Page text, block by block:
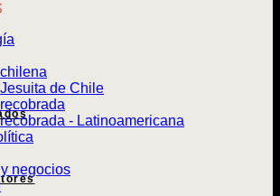
de Chile
- Latinoamericana
negocios